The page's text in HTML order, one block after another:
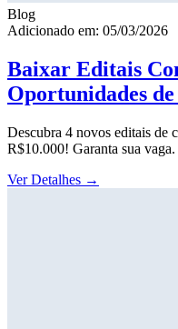
Blog
Adicionado em: 05/03/2026
Baixar Editais
Oportunidades
Descubra 4 novos editais de
R$10.000! Garanta sua
Ver Detalhes →